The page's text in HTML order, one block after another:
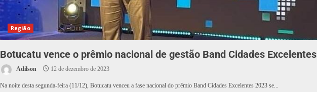
Região
Botucatu vence o prêmio nacional de gestão Band Cidades Excelentes
Adilson 12 de dezembro de 2023
Na noite desta segunda-feira (11/12), Botucatu venceu a fase nacional do prêmio Band Cidades Excelentes 2023 se...